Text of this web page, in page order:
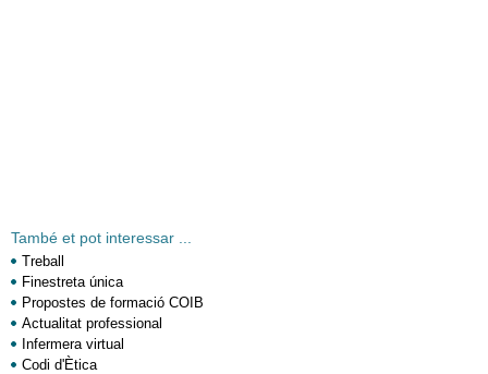
També et pot interessar ...
Treball
Finestreta única
Propostes de formació COIB
Actualitat professional
Infermera virtual
Codi d'Ètica